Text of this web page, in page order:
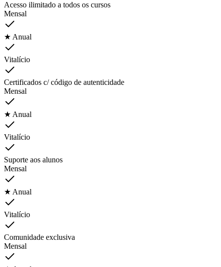
Acesso ilimitado a todos os cursos
Mensal
★ Anual
Vitalício
Certificados c/ código de autenticidade
Mensal
★ Anual
Vitalício
Suporte aos alunos
Mensal
★ Anual
Vitalício
Comunidade exclusiva
Mensal